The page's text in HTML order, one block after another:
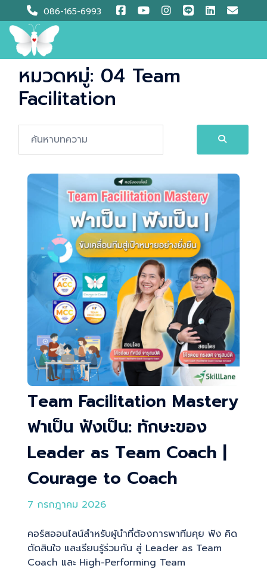
to
content
086-165-6993
หมวดหมู่: 04 Team
Facilitation
Search…
Team Facilitation Mastery
ฟาเป็น ฟังเป็น: ทักษะของ
Leader as Team Coach |
Courage to Coach
7 กรกฎาคม 2026
คอร์สออนไลน์สำหรับผู้นำที่ต้องการพาทีมคุย ฟัง คิด
ตัดสินใจ และเรียนรู้ร่วมกัน สู่ Leader as Team
Coach และ High-Performing Team